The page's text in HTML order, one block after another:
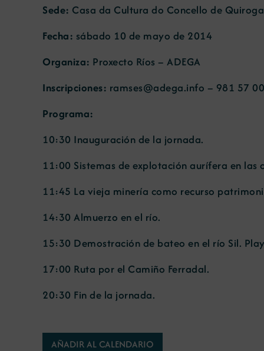
Sede: Casa da Cultura do Concello de Quiroga
Fecha: sábado 10 de mayo de 2014
Organiza: Proxecto Ríos – ADEGA
Inscripciones: ramses@adega.info – 981 57
Programa:
10:30 Inauguración de la jornada.
11:00 Sistemas de explotación aurífera en las
11:45 La vieja minería como recurso
14:30 Almuerzo en el río.
15:30 Demostración de bateo en el río Sil.
17:00 Ruta por el Camiño Ferradal.
20:30 Fin de la jornada.
AÑADIR AL CALENDARIO